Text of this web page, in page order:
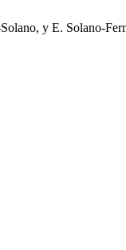
y E. Solano-